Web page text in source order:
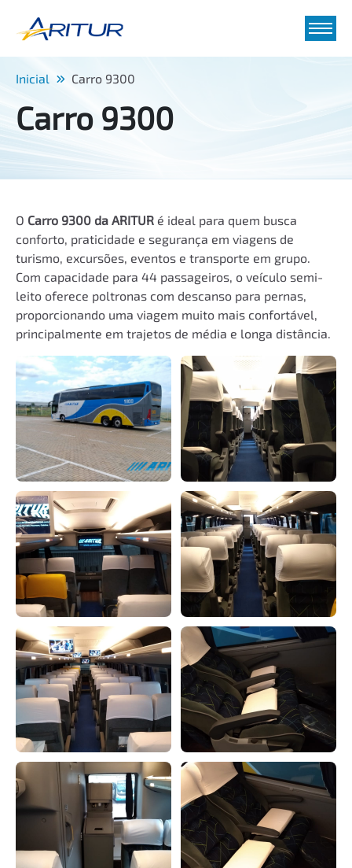
Inicial Carro 9300
Carro 9300
O Carro 9300 da ARITUR é ideal para quem busca
conforto, praticidade e segurança em viagens de
turismo, excursões, eventos e transporte em grupo.
Com capacidade para 44 passageiros, o veículo semi-
leito oferece poltronas com descanso para pernas,
proporcionando uma viagem muito mais confortável,
principalmente em trajetos de média e longa distância.